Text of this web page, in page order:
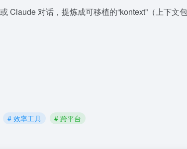
Claude 对话，提炼成可移植的“kontext”（上下文
# 效率工具 # 跨平台